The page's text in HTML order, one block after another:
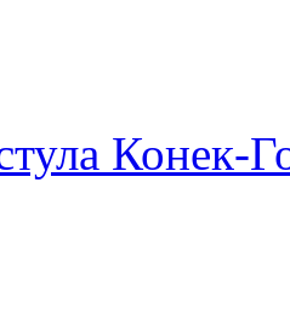
Конек-